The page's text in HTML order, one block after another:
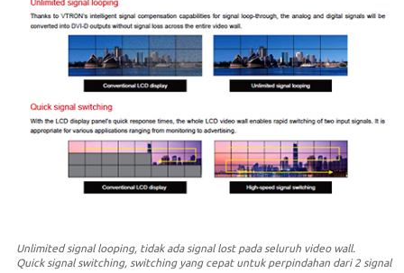
Unlimited signal looping, tidak ada signal lost pada seluruh video wall.
Quick signal switching, switching yang cepat untuk perpindahan dari 2 signal